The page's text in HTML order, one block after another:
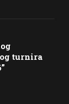
turnira